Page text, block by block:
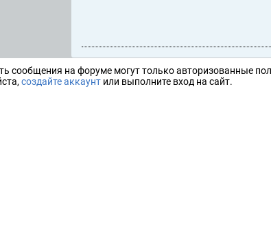
сообщения на форуме могут только авторизованные
создайте аккаунт или выполните вход на сайт.